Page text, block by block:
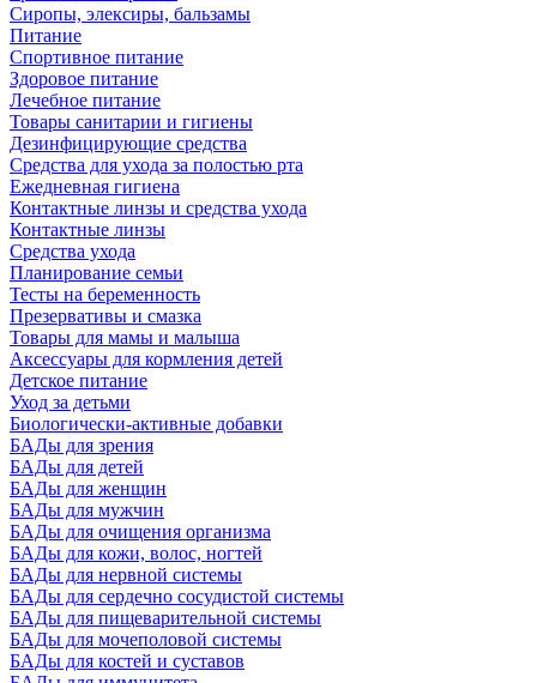
Сиропы, элексиры, бальзамы
Питание
Спортивное питание
Здоровое питание
Лечебное питание
Товары санитарии и гигиены
Дезинфицирующие средства
Средства для ухода за полостью рта
Ежедневная гигиена
Контактные линзы и средства ухода
Контактные линзы
Средства ухода
Планирование семьи
Тесты на беременность
Презервативы и смазка
Товары для мамы и малыша
Аксессуары для кормления детей
Детское питание
Уход за детьми
Биологически-активные добавки
БАДы для зрения
БАДы для детей
БАДы для женщин
БАДы для мужчин
БАДы для очищения организма
БАДы для кожи, волос, ногтей
БАДы для нервной системы
БАДы для сердечно сосудистой системы
БАДы для пищеварительной системы
БАДы для мочеполовой системы
БАДы для костей и суставов